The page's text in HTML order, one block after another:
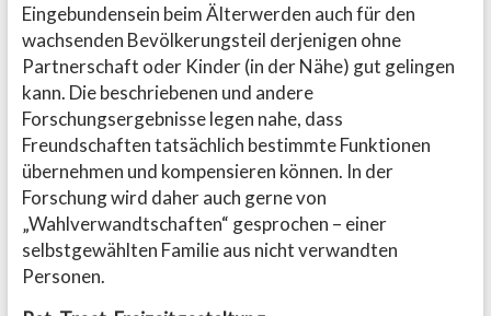
Eingebundensein beim Älterwerden auch für den
wachsenden Bevölkerungsteil derjenigen ohne
Partnerschaft oder Kinder (in der Nähe) gut gelingen
kann. Die beschriebenen und andere
Forschungsergebnisse legen nahe, dass
Freundschaften tatsächlich bestimmte Funktionen
übernehmen und kompensieren können. In der
Forschung wird daher auch gerne von
„Wahlverwandtschaften“ gesprochen – einer
selbstgewählten Familie aus nicht verwandten
Personen.